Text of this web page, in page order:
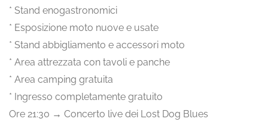
* Stand enogastronomici
* Esposizione moto nuove e usate
* Stand abbigliamento e accessori moto
* Area attrezzata con tavoli e panche
* Area camping gratuita
* Ingresso completamente gratuito
Ore 21:30 → Concerto live dei Lost Dog Blues